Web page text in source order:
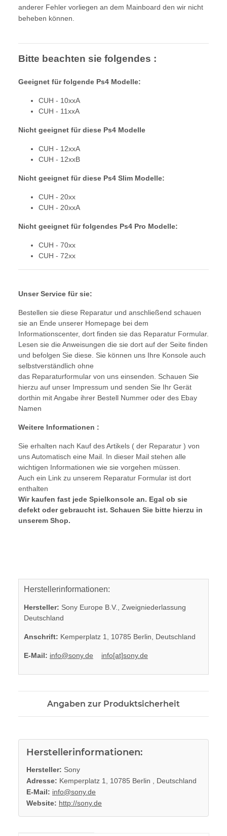
anderer Fehler vorliegen an dem Mainboard den wir nicht
beheben können.
Bitte beachten sie folgendes :
Geeignet für folgende Ps4 Modelle:
CUH - 10xxA
CUH - 11xxA
Nicht geeignet für diese Ps4 Modelle
CUH - 12xxA
CUH - 12xxB
Nicht geeignet für diese Ps4 Slim Modelle:
CUH - 20xx
CUH - 20xxA
Nicht geeignet für folgendes Ps4 Pro Modelle:
CUH - 70xx
CUH - 72xx
Unser Service für sie:
Bestellen sie diese Reparatur und anschließend schauen
sie an Ende unserer Homepage bei dem
Informationscenter, dort finden sie das Reparatur Formular.
Lesen sie die Anweisungen die sie dort auf der Seite finden
und befolgen Sie diese. Sie können uns Ihre Konsole auch
selbstverständlich ohne
das Reparaturformular von uns einsenden. Schauen Sie
hierzu auf unser Impressum und senden Sie Ihr Gerät
dorthin mit Angabe ihrer Bestell Nummer oder des Ebay
Namen
Weitere Informationen :
Sie erhalten nach Kauf des Artikels ( der Reparatur ) von
uns Automatisch eine Mail. In dieser Mail stehen alle
wichtigen Informationen wie sie vorgehen müssen.
Auch ein Link zu unserem Reparatur Formular ist dort
enthalten
Wir kaufen fast jede Spielkonsole an. Egal ob sie
defekt oder gebraucht ist. Schauen Sie bitte hierzu in
unserem Shop.
Herstellerinformationen:
Hersteller: Sony Europe B.V., Zweigniederlassung
Deutschland
Anschrift: Kemperplatz 1, 10785 Berlin, Deutschland
E-Mail: info@sony.de info[at]sony.de
Angaben zur Produktsicherheit
Herstellerinformationen:
Hersteller: Sony
Adresse: Kemperplatz 1, 10785 Berlin , Deutschland
E-Mail: info@sony.de
Website: http://sony.de